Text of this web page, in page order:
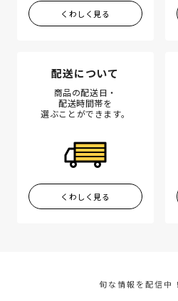
くわしく見る
配送について
商品の配送日・
配送時間帯を
選ぶことができます。
くわしく見る
旬な情報を配信中